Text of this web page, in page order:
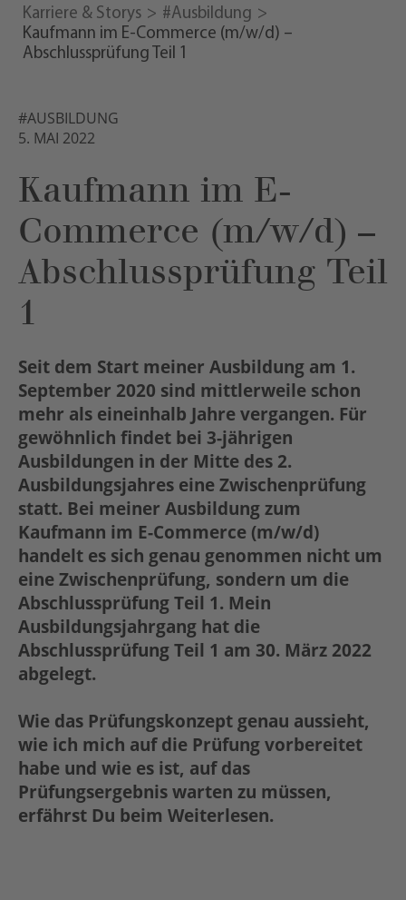
Karriere & Storys
#Ausbildung
Kaufmann im E-Commerce (m/w/d) –
Abschlussprüfung Teil 1
#AUSBILDUNG
5. MAI 2022
Kaufmann im E-
Commerce (m/w/d) –
Abschlussprüfung Teil
1
Seit dem Start meiner Ausbildung am 1.
September 2020 sind mittlerweile schon
mehr als eineinhalb Jahre vergangen. Für
gewöhnlich findet bei 3-jährigen
Ausbildungen in der Mitte des 2.
Ausbildungsjahres eine Zwischenprüfung
statt. Bei meiner Ausbildung zum
Kaufmann im E-Commerce (m/w/d)
handelt es sich genau genommen nicht um
eine Zwischenprüfung, sondern um die
Abschlussprüfung Teil 1. Mein
Ausbildungsjahrgang hat die
Abschlussprüfung Teil 1 am 30. März 2022
abgelegt.
Wie das Prüfungskonzept genau aussieht,
wie ich mich auf die Prüfung vorbereitet
habe und wie es ist, auf das
Prüfungsergebnis warten zu müssen,
erfährst Du beim Weiterlesen.